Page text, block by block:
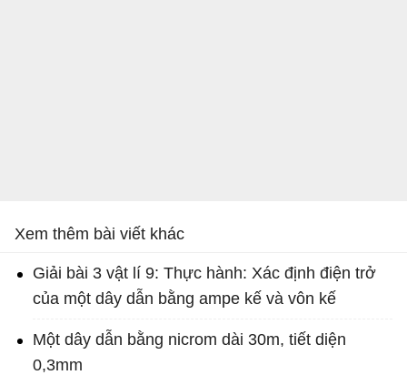
Xem thêm bài viết khác
Giải bài 3 vật lí 9: Thực hành: Xác định điện trở
của một dây dẫn bằng ampe kế và vôn kế
Một dây dẫn bằng nicrom dài 30m, tiết diện
0,3mm